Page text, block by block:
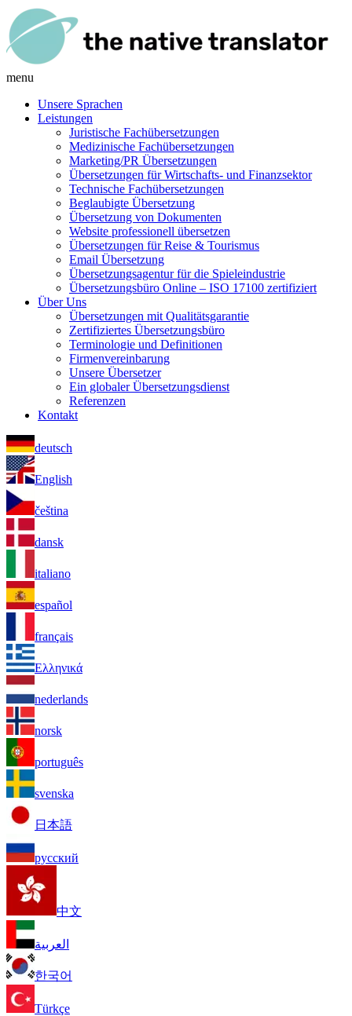
menu
Unsere Sprachen
Leistungen
Juristische Fachübersetzungen
Medizinische Fachübersetzungen
Marketing/PR Übersetzungen
Übersetzungen für Wirtschafts- und Finanzsektor
Technische Fachübersetzungen
Beglaubigte Übersetzung
Übersetzung von Dokumenten
Website professionell übersetzen
Übersetzungen für Reise & Tourismus
Email Übersetzung
Übersetzungsagentur für die Spieleindustrie
Übersetzungsbüro Online – ISO 17100 zertifiziert
Über Uns
Übersetzungen mit Qualitätsgarantie
Zertifiziertes Übersetzungsbüro
Terminologie und Definitionen
Firmenvereinbarung
Unsere Übersetzer
Ein globaler Übersetzungsdienst
Referenzen
Kontakt
deutsch
English
čeština
dansk
italiano
español
français
Ελληνικά
nederlands
norsk
português
svenska
日本語
русский
中文
العربية
한국어
Türkçe